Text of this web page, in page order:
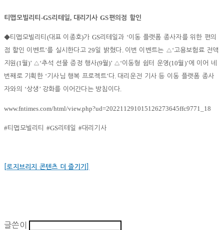
티맵모빌리티 -GS리테일, 대리기사 GS편의점 할인
◆티맵모빌리티 (대표 이종호)가 GS리테일과 ‘이동 플랫폼 종사자를 위한 편의
점 할인 이벤트’를 실시한다고29일 밝혔다. 이번 이벤트는 △‘고용보험료 전액
지원 (1월)’ △‘추석 선물 증정 행사(9월)’ △‘이동형 쉼터 운영(10월 )’에 이어 네
번째로 기획한 ‘기사님 행복 프로젝트’다. 대리운전 기사 등 이동 플랫폼 종사
자와의 ‘상생 ’ 강화를 이어간다는 방침이다.
www.fntimes.com/html/view.php?ud=202211291015126273645ffc9771_18
#티맵모빌리티 #GS리테일 #대리기사
[로지브리지 콘텐츠 더 즐기기]
글쓴이